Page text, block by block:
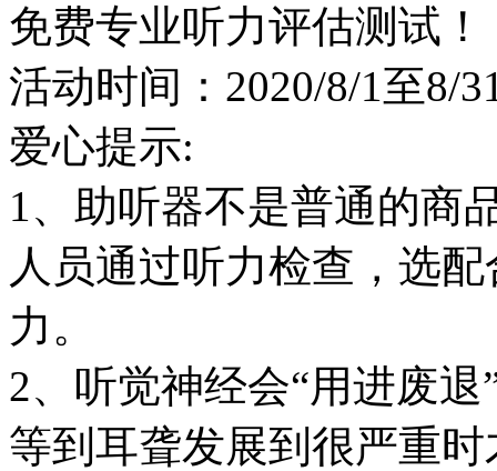
免费专业听力评估测试！
活动时间：2020/8/1至8/
爱心提示:
1、助听器不是普通的商
人员通过听力检查，选
力。
2、听觉神经会“用进废
等到耳聋发展到很严重